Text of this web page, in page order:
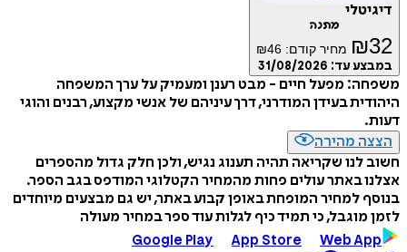
דיגיטלי
מתנה
₪32 מחיר קודם: ₪46
במבצע עד: 31/08/2026
משפחה: מפעל חיים - מבט רענן ומעמיק על ערך המשפחה
היהודית בעידן המודרני, דרך עיניהם של אנשי מקצוע, רבנים והוגי
דעות.
הצצה מהירה
חשוב לנו שקריאה תהיה תענוג נגיש, ולכן חלק גדול מהספרים
אצלנו באתר עולים פחות מהמחיר הקטלוגי המודפס בגב הספר.
בנוסף למחיר המופחת באופן קבוע באתר, יש גם מבצעים מיוחדים
לזמן מוגבל, כי תמיד כיף לגלות עוד ספר במחיר מעולה
Google Play
App Store Web App